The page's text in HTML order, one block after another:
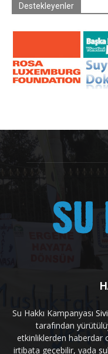
Destekleyenler
Su Hakkı Kampanyası
tarafından
etkinliklerden haberdar
irtibata geçebilir, yada